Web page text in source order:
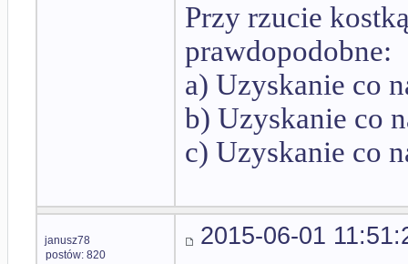
Przy rzucie
prawdopodobne:
a) Uzyskanie co
b) Uzyskanie co
c) Uzyskanie co
janusz78
postów: 820
2015-06-01